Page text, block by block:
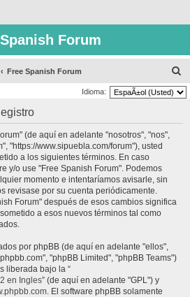
Forum
Free Spanish Forum
u
Idioma:
(de aquí en adelante "nosotros", "nos",
"https://www.sipuebla.com/forum"), usted
a los siguientes términos. En caso
y/o use "Free Spanish Forum". Podemos
momento e intentaríamos avisarle, sin
revisase por su cuenta periódicamente.
Forum" después de esos cambios significa
a esos nuevos términos tal como
por phpBB (de aquí en adelante "ellos",
"phpBB Limited", "phpBB Teams")
liberada bajo la “
en Ingles” (de aquí en adelante "GPL") y
. El software phpBB solamente